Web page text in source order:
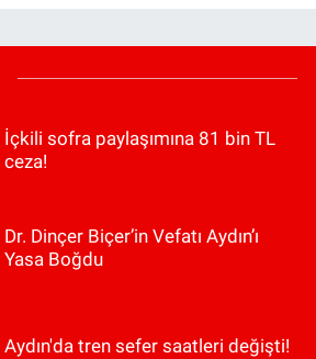
İçkili sofra paylaşımına 81 bin TL
ceza!
Dr. Dinçer Biçer’in Vefatı Aydın’ı
Yasa Boğdu
Aydın'da tren sefer saatleri değişti!